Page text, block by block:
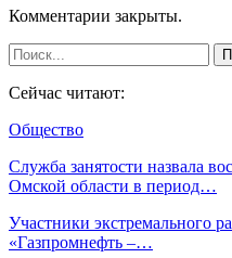
Комментарии закрыты.
Сейчас читают:
Общество
Служба занятости назвала
Омской области в период…
Участники экстремального
«Газпромнефть –…